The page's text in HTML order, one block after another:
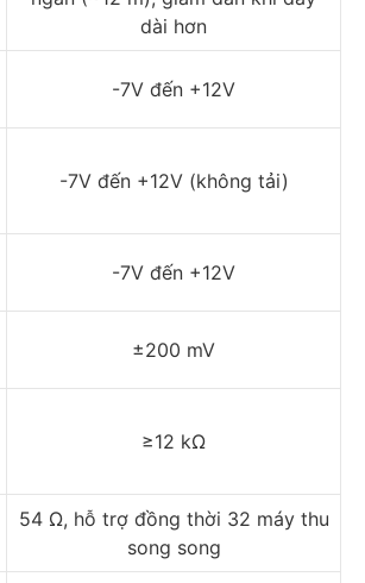
dài hơn
-7V đến +12V
-7V đến +12V (không tải)
-7V đến +12V
±200 mV
≥12 kΩ
54 Ω, hỗ trợ đồng thời 32 máy thu
song song